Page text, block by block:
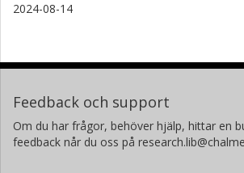
2024-08-14
Feedback och support
Om du har frågor, behöver hjälp, hittar en
feedback når du oss på